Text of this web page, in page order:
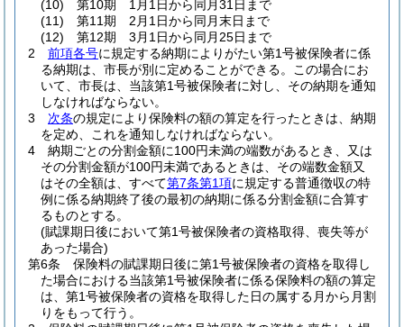
(10)
第10期 1月1日から同月31日まで
(11)
第11期 2月1日から同月末日まで
(12)
第12期 3月1日から同月25日まで
2
前項各号に規定する納期によりがたい第1号被保険者に係
る納期は、市長が別に定めることができる。
この場合にお
いて、市長は、当該第1号被保険者に対し、その納期を通知
しなければならない。
3
次条の規定により保険料の額の算定を行ったときは、納期
を定め、これを通知しなければならない。
4
納期ごとの分割金額に100円未満の端数があるとき、又は
その分割金額が100円未満であるときは、その端数金額又
はその全額は、すべて第7条第1項に規定する普通徴収の特
例に係る納期終了後の最初の納期に係る分割金額に合算す
るものとする。
(賦課期日後において第1号被保険者の資格取得、喪失等が
あった場合)
第6条
保険料の賦課期日後に第1号被保険者の資格を取得し
た場合における当該第1号被保険者に係る保険料の額の算定
は、第1号被保険者の資格を取得した日の属する月から月割
りをもって行う。